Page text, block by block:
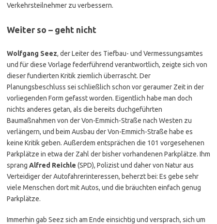
Verkehrsteilnehmer zu verbessern.
Weiter so – geht nicht
Wolfgang Seez, der Leiter des Tiefbau- und Vermessungsamtes
und für diese Vorlage federführend verantwortlich, zeigte sich von
dieser fundierten Kritik ziemlich überrascht. Der
Planungsbeschluss sei schließlich schon vor geraumer Zeit in der
vorliegenden Form gefasst worden. Eigentlich habe man doch
nichts anderes getan, als die bereits duchgeführten
Baumaßnahmen von der Von-Emmich-Straße nach Westen zu
verlängern, und beim Ausbau der Von-Emmich-Straße habe es
keine Kritik geben. Außerdem entsprächen die 101 vorgesehenen
Parkplätze in etwa der Zahl der bisher vorhandenen Parkplätze. Ihm
sprang Alfred Reichle (SPD), Polizist und daher von Natur aus
Verteidiger der Autofahrerinteressen, beherzt bei: Es gebe sehr
viele Menschen dort mit Autos, und die bräuchten einfach genug
Parkplätze.
Immerhin gab Seez sich am Ende einsichtig und versprach, sich um